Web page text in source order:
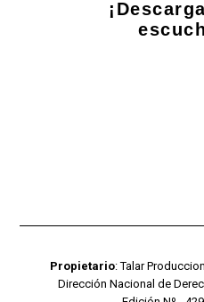
Propietario: Talar
Dirección Nacional de